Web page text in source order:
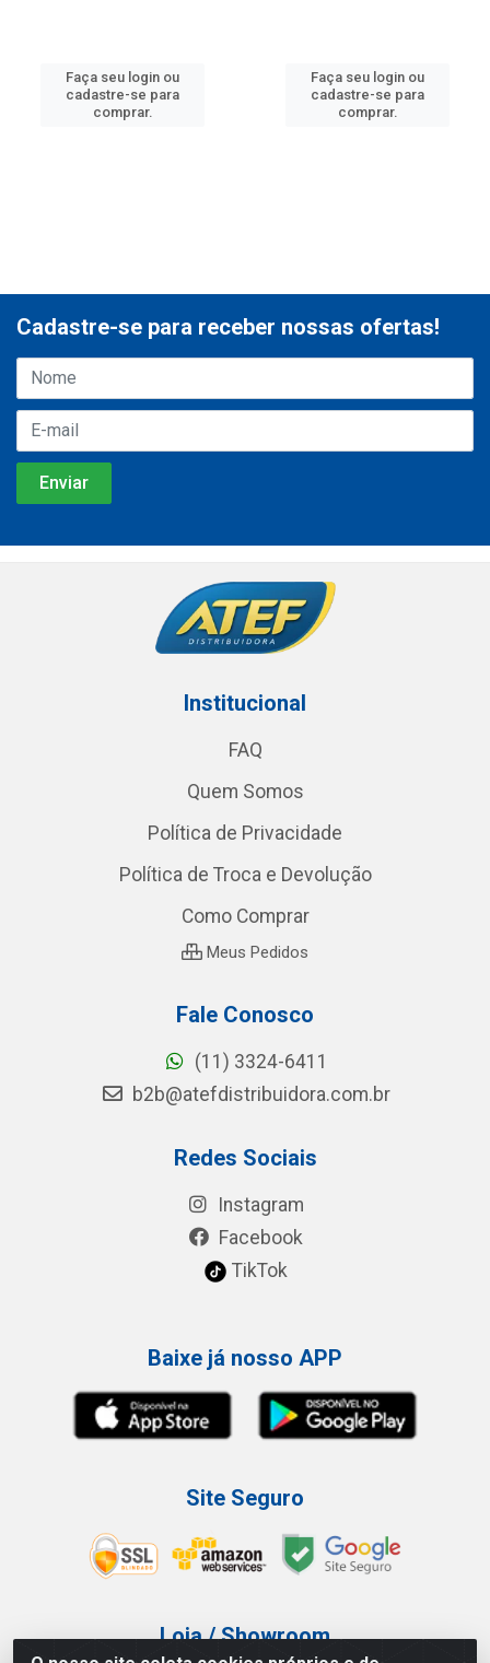
Faça seu login ou
cadastre-se para
comprar.
Faça seu login ou
cadastre-se para
comprar.
Cadastre-se para receber nossas ofertas!
Institucional
FAQ
Quem Somos
Política de Privacidade
Política de Troca e Devolução
Como Comprar
Meus Pedidos
Fale Conosco
(11) 3324-6411
b2b@atefdistribuidora.com.br
Redes Sociais
Instagram
Facebook
TikTok
Baixe já nosso APP
Site Seguro
Loja / Showroom